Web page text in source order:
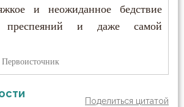
и неожиданное бедствие
и даже самой
Первоисточник
Поделиться цитатой